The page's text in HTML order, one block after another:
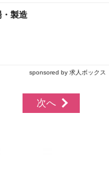
製造
sponsored by 求人ボックス
次へ